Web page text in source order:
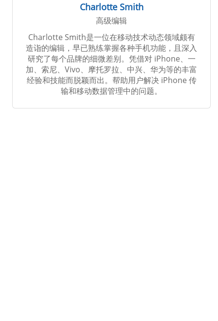
Charlotte Smith
高级编辑
Charlotte Smith是一位在移动技术动态领域颇有
造诣的编辑，早已熟练掌握各种手机功能，且深入
研究了每个品牌的细微差别。凭借对 iPhone、一
加、索尼、Vivo、摩托罗拉、中兴、华为等的丰富
经验和技能而脱颖而出。帮助用户解决 iPhone 传
输和移动数据管理中的问题。